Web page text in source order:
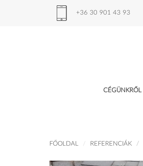
+36 30 901 43 93
CÉGÜNKRŐL
FŐOLDAL REFERENCIÁK